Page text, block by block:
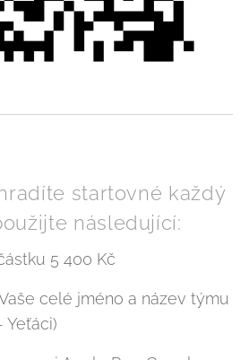
startovné každý
následující:
5 400 Kč
celé jméno a název týmu
Yeťáci)